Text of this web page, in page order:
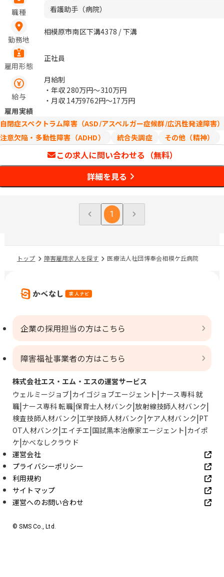
職種
看護助手（病院）
勤務地
相模原市南区下溝4378 / 下溝
雇用形態
正社員
給与
月給制
・年収 280万円〜310万円
・月収 14万9762円〜17万円
雇用実績
自閉症スペクトラム障害（ASD/アスペルガー症候群/広汎性発達障害）
注意欠陥・多動性障害（ADHD）
統合失調症 その他（精神）
この求人に問い合わせる（無料）
詳細を見る
1
トップ 障害雇用求人を探す 医療法人社団博奉会相模ケ丘病院
企業の採用担当の方はこちら
障害福祉事業者の方はこちら
株式会社エス・エム・エスの運営サービス
ウェルミージョブ カイゴジョブエージェント ナース専科 就
職 ナース専科 転職 保育士人材バンク 放射線技師人材バンク
検査技師人材バンク 工学技師人材バンク ケア人材バンク PT
OT人材バンク エイチエ 国試黒本治療家エージェント カイポ
ケ かべなしクラウド
運営会社
プライバシーポリシー
利用規約
サイトマップ
運営へのお問い合わせ
© SMS Co., Ltd.